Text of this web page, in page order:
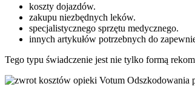
koszty dojazdów.
zakupu niezbędnych leków.
specjalistycznego sprzętu medycznego.
innych artykułów potrzebnych do
Tego typu świadczenie jest nie tylko formą